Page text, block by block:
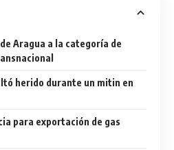
Aragua a la categoría de
herido durante un mitin en
para exportación de gas